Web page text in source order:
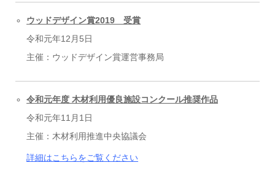
ウッドデザイン賞2019 受賞
令和元年12月5日
主催：ウッドデザイン賞運営事務局
令和元年度 木材利用優良施設コンクール推奨作品
令和元年11月1日
主催：木材利用推進中央協議会
詳細はこちらをご覧ください